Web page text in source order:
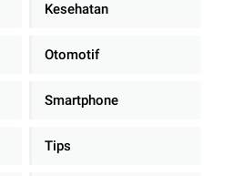
Kesehatan
Otomotif
Smartphone
Tips